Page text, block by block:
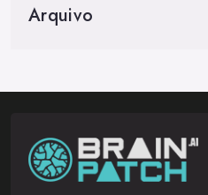
Arquivo